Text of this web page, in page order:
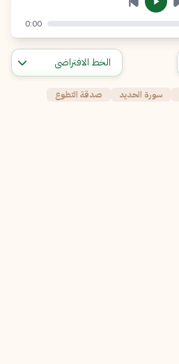
0:00
سورة الحديد صدقة التطوع